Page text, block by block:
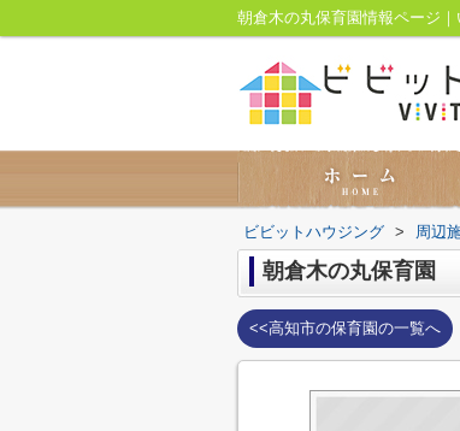
朝倉木の丸保育園情報ページ
ビビットハウジング > 周辺
朝倉木の丸保育園
<<高知市の保育園の一覧へ